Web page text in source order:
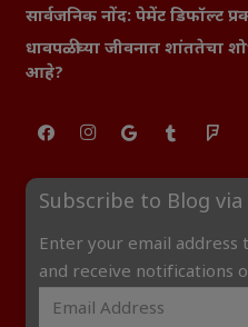
सार्वजनिक नोंद: पेमेंट डिफॉल्ट
धावपळीच्या जीवनात
आहे?
Subscribe to Blog via
Enter your email
and receive notifications